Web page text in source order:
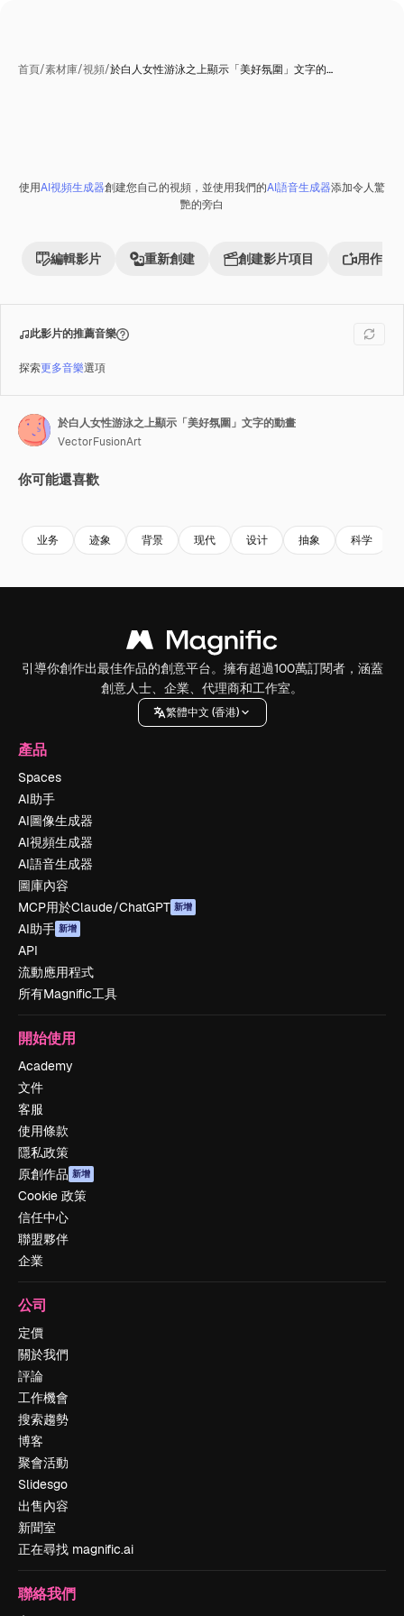
首頁/素材庫/視頻/於白人女性游泳之上顯示「美好氛圍」文字的…
Premium
使用AI視頻生成器創建您自己的視頻，並使用我們的AI語音生成器添加令人驚
艷的旁白
編輯影片 重新創建 創建影片項目 用作參
此影片的推薦音樂
探索更多音樂選項
於白人女性游泳之上顯示「美好氛圍」文字的動畫
VectorFusionArt
你可能還喜歡
业务 迹象 背景 现代 设计 抽象 科学
引導你創作出最佳作品的創意平台。擁有超過100萬訂閱者，涵蓋
創意人士、企業、代理商和工作室。
繁體中文 (香港)
產品
Spaces
AI助手
AI圖像生成器
AI視頻生成器
AI語音生成器
圖庫內容
MCP用於Claude/ChatGPT 新增
AI助手 新增
API
流動應用程式
所有Magnific工具
開始使用
Academy
文件
客服
使用條款
隱私政策
原創作品 新增
Cookie 政策
信任中心
聯盟夥伴
企業
公司
定價
關於我們
評論
工作機會
搜索趨勢
博客
聚會活動
Slidesgo
出售內容
新聞室
正在尋找 magnific.ai
聯絡我們